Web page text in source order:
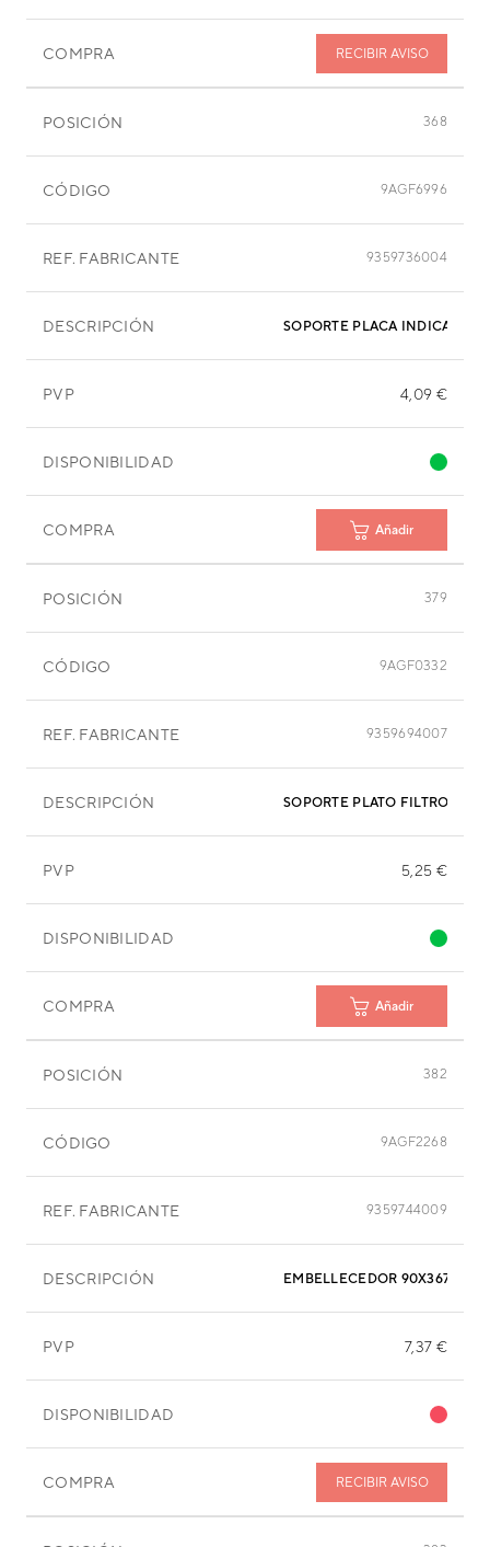
COMPRA RECIBIR AVISO
POSICIÓN 368
CÓDIGO 9AGF6996
REF. FABRICANTE 9359736004
DESCRIPCIÓN SOPORTE PLACA INDICADORA
PVP 4,09 €
DISPONIBILIDAD
COMPRA Añadir
POSICIÓN 379
CÓDIGO 9AGF0332
REF. FABRICANTE 9359694007
DESCRIPCIÓN SOPORTE PLATO FILTRO
PVP 5,25 €
DISPONIBILIDAD
COMPRA Añadir
POSICIÓN 382
CÓDIGO 9AGF2268
REF. FABRICANTE 9359744009
DESCRIPCIÓN EMBELLECEDOR 90X367 MM
PVP 7,37 €
DISPONIBILIDAD
COMPRA RECIBIR AVISO